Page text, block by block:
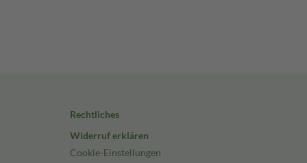
Rechtliches
Widerruf erklären
Cookie-Einstellungen